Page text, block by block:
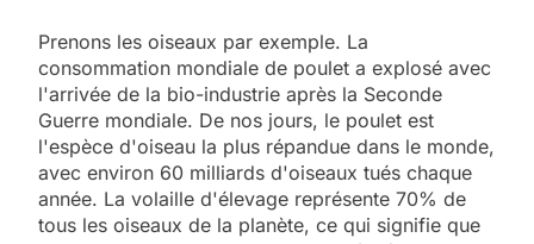
Prenons les oiseaux par exemple. La
consommation mondiale de poulet a explosé avec
l'arrivée de la bio-industrie après la Seconde
Guerre mondiale. De nos jours, le poulet est
l'espèce d'oiseau la plus répandue dans le monde,
avec environ 60 milliards d'oiseaux tués chaque
année. La volaille d'élevage représente 70% de
tous les oiseaux de la planète, ce qui signifie que